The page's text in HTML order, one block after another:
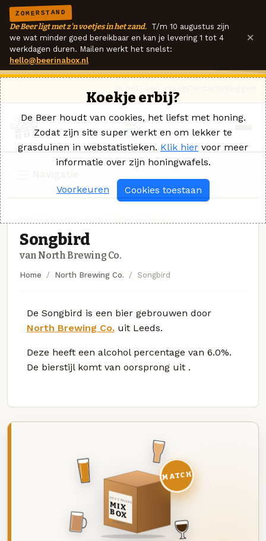
ZOMERSTAND
De Beer ligt met z'n voetjes in het zand. T/m 10 augustus zijn
we wat minder goed bereikbaar en kan je levering 1 tot 4
werkdagen duren. Mailen werkt het snelst:
hello@beerinabox.nl
×
Songbird
van North Brewing Co.
Home North Brewing Co. Songbird
De Songbird is een bier gebrouwen door
North Brewing Co. uit Leeds.
Deze heeft een alcohol percentage van 6.0%.
De bierstijl komt van oorsprong uit .
DEZE MAAND
MIX
BOX
8 BIEREN
MATCH
Koekje erbij?
De Beer houdt van cookies, het liefst met honing.
Zodat zijn site super werkt en om lekker te
grasduinen in webstatistieken. Klik hier voor meer
informatie over zijn honingwafels.
Voorkeuren Cookies toestaan